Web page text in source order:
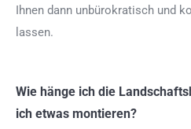
Ihnen dann unbürokratisch und
lassen.
Wie hänge ich die
ich etwas montieren?